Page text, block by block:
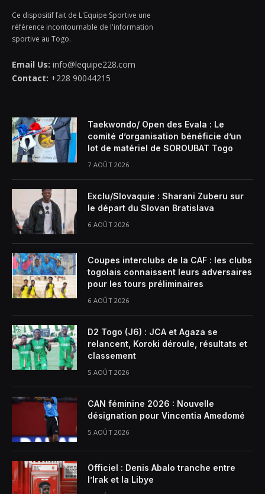
Ce dispositif fait de L'Equipe Sportive une
référence incontournable de l'information
sportive au Togo.
Email Us: info@lequipe228.com
Contact: +228 90044215
Taekwondo/ Open des Evala : Le
comité d’organisation bénéficie d’un
lot de matériel de SOROUBAT Togo
7 AOÛT 2026
Exclu/Slovaquie : Sharani Zuberu sur
le départ du Slovan Bratislava
6 AOÛT 2026
Coupes interclubs de la CAF : les clubs
togolais connaissent leurs adversaires
pour les tours préliminaires
6 AOÛT 2026
D2 Togo (J6) : JCA et Agaza se
relancent, Koroki déroule, résultats et
classement
5 AOÛT 2026
CAN féminine 2026 : Nouvelle
désignation pour Vincentia Amedomé
5 AOÛT 2026
Officiel : Denis Abalo tranche entre
l’Irak et la Libye